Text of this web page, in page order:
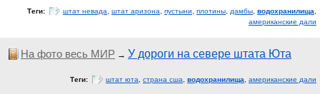
Теги: штат невада штат аризона пустыни плотины дамбы водохранилища
американские дали
На фото весь МИР → У дороги на севере штата Юта
Теги: штат юта страна сша водохранилища американские дали